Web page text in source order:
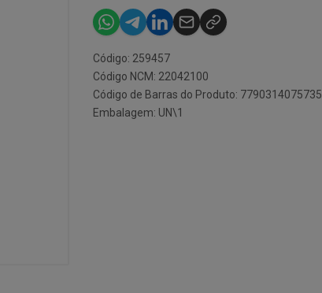
Código: 259457
Código NCM: 22042100
Código de Barras do Produto: 7790314075735
Embalagem: UN\1